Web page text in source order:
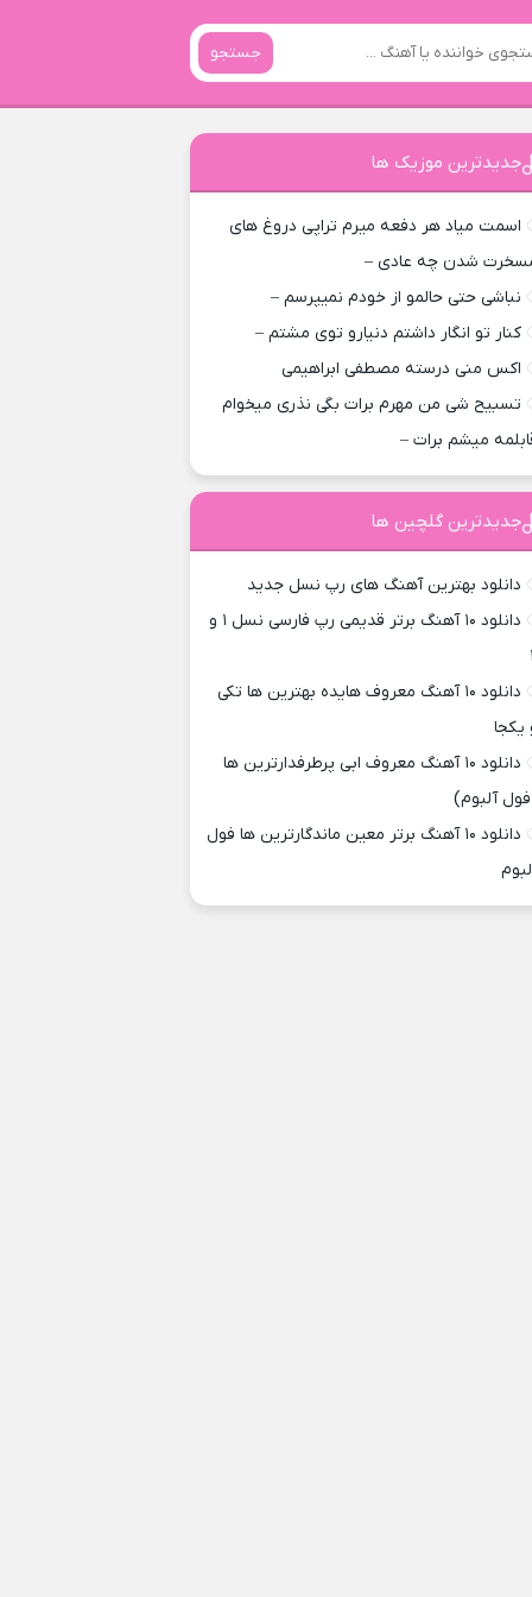
جستجو
جدیدترین موزیک ها
اسمت میاد هر دفعه میرم تراپی دروغ‌ های
شدن چه عادی –
نباشی حتی حالمو از خودم نمیپرسم –
کنار تو انگار داشتم دنیارو توی مشتم –
اکس منی درسته مصطفی ابراهیمی
تسبیح شی من مهرم برات بگی نذری میخوام
میشم برات –
جدیدترین گلچین ها
دانلود بهترین آهنگ های رپ نسل جدید
دانلود ۱۰ آهنگ برتر قدیمی رپ فارسی نسل ۱ و
دانلود ۱۰ آهنگ معروف هایده بهترین ها تکی
یکجا
دانلود ۱۰ آهنگ معروف ابی پرطرفدارترین ها
آلبوم)
دانلود ۱۰ آهنگ برتر معین ماندگارترین ها فول